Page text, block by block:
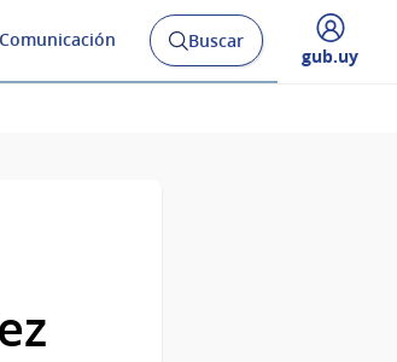
Comunicación
Abrir
buscador
Buscar
Desplegar
gub.uy